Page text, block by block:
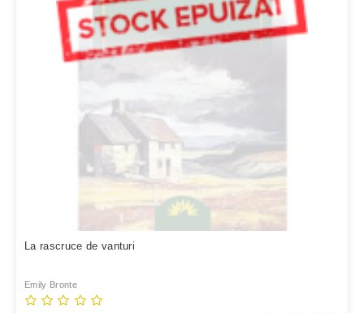
La rascruce de vanturi
Emily Bronte